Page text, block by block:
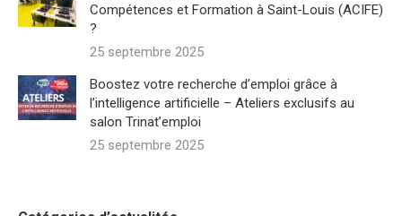
Compétences et Formation à Saint-Louis (ACIFE)
?
25 septembre 2025
Boostez votre recherche d’emploi grâce à
l’intelligence artificielle – Ateliers exclusifs au
salon Trinat’emploi
25 septembre 2025